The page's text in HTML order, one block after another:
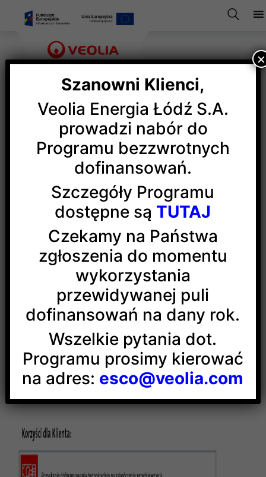
Program bezzwrotnych
dofinansowań
Szanowni Klienci,
Veolia Energia Łódź S.A.
prowadzi nabór do
Programu bezzwrotnych
dofinansowań.
Szczegóły Programu
dostępne są TUTAJ
Czekamy na Państwa
zgłoszenia do momentu
wykorzystania
przewidywanej puli
dofinansowań na dany rok.
Wszelkie pytania dot.
Programu prosimy kierować
na adres: esco@veolia.com
×